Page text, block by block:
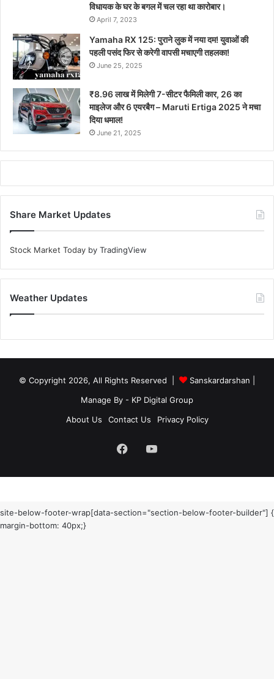
विधायक के घर के बगल में चल रहा था कारोबार।
April 7, 2023
Yamaha RX 125: पुराने लुक में नया दम! युवाओं की
पहली पसंद फिर से करेगी वापसी मचाएगी तहलका!
June 25, 2025
₹8.96 लाख में मिलेगी 7-सीटर फैमिली कार, 26 का
माइलेज और 6 एयरबैग – Maruti Ertiga 2025 ने मचा
दिया धमाल!
June 21, 2025
Share Market Updates
Stock Market Today by TradingView
Weather Updates
© Copyright 2026, All Rights Reserved | Sanskardarshan
Manage By - KP Digital Group
About Us
Contact Us Privacy Policy
FacebookYouTube
site-below-footer-wrap[data-section="section-below-footer-builder"] {
margin-bottom: 40px;}